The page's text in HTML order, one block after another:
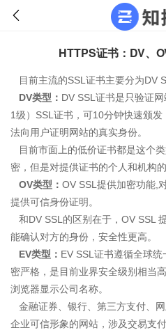
HTTPS证书：DV、
目前主流的SSL证书主要分为DV
DV类型： DV SSL证书是只验证
1级）SSL证书，可10分钟快速颁
法向用户证明网站的真实身份。
目前市面上的低价证书都是这个
密，但是对提供证书的个人和机构
OV类型： OV SSL提供加密功能,
提供可信身份证明。
和DV SSL的区别在于，OV SSL
能确认对方的身份，安全性更高。
EV类型： EV SSL证书遵循全球
密严格，是目前业界安全级别相当
浏览器显示公司名称。
金融证券、银行、第三方支付、
企业可信形象的网站，涉及交易支